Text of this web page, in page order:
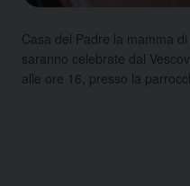
Casa del Padre la mamma
saranno celebrate dal
alle ore 16, presso la